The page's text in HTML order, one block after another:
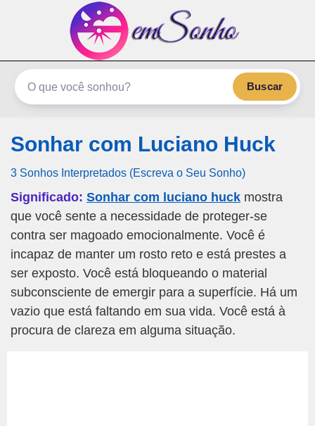
emSonho.com
Os sonhos significam mais
Buscar
Sonhar com Luciano Huck
3 Sonhos Interpretados (Escreva o Seu Sonho)
Significado: Sonhar com luciano huck mostra
que você sente a necessidade de proteger-se
contra ser magoado emocionalmente. Você é
incapaz de manter um rosto reto e está prestes a
ser exposto. Você está bloqueando o material
subconsciente de emergir para a superfície. Há um
vazio que está faltando em sua vida. Você está à
procura de clareza em alguma situação.